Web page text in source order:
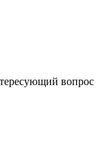
вопрос